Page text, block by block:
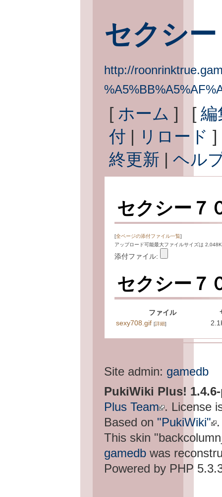
セクシ
http://
[ ホーム ] [ 編
付 | リロード
終更新 | ヘル
セクシー７
[全ページの添付ファイル一覧]
アップロード可能最大ファイルサイズは
添付ファイル:
セクシー７
ファイル
sexy708.gif [詳細]
Site admin: gamedb
PukiWiki Plus!
Plus Team . License
Based on "PukiWiki" .
This skin
gamedb was
Powered by PHP